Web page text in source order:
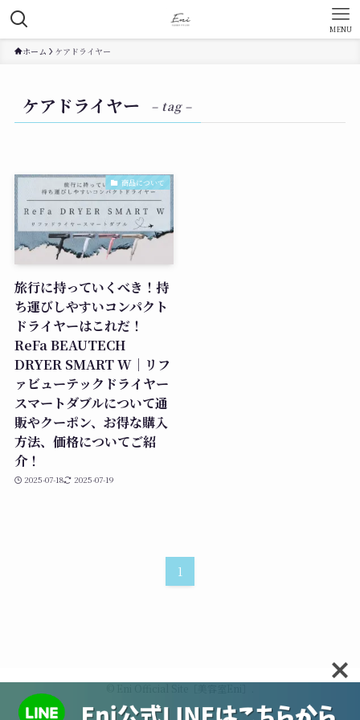
MENU
ホーム ケアドライヤー
ケアドライヤー – tag –
商品について
旅行に持っていくべき！持
ち運びしやすいコンパクト
ドライヤーはこれだ！
ReFa BEAUTECH
DRYER SMART W｜リフ
ァビューテックドライヤー
スマートダブルについて通
販やクーポン、お得な購入
方法、価格についてご紹
介！
2025-07-18 2025-07-19
1